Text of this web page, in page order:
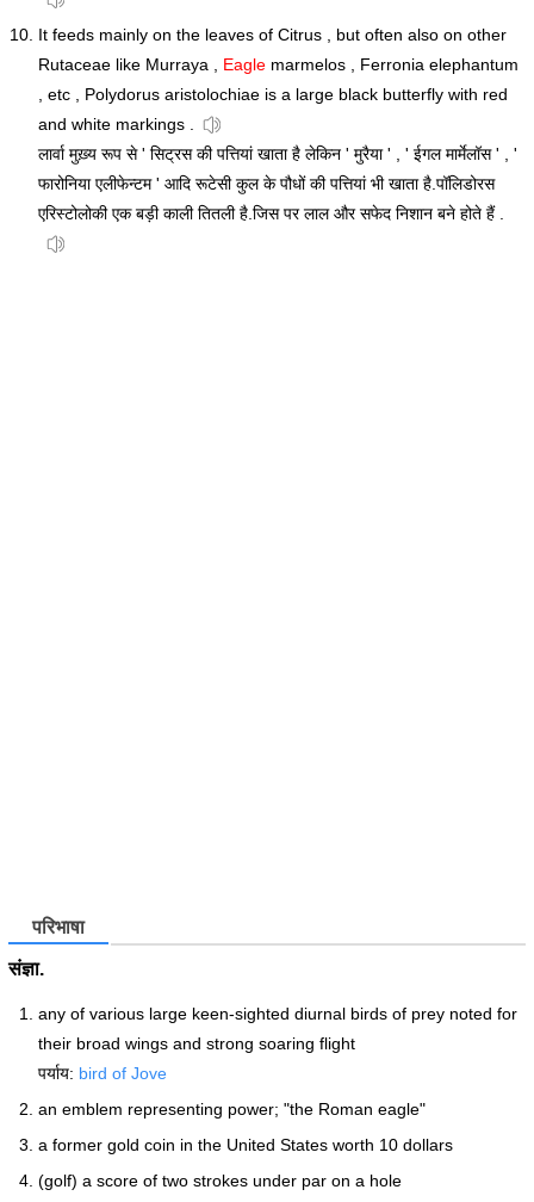
It feeds mainly on the leaves of Citrus , but often also on other
Rutaceae like Murraya , Eagle marmelos , Ferronia elephantum
, etc , Polydorus aristolochiae is a large black butterfly with red
and white markings .
लार्वा मुख़्य रूप से ' सिट्रस की पत्तियां खाता है लेकिन ' मुरैया ' , ' ईगल मार्मेलॉस ' , '
फारोनिया एलीफेन्टम ' आदि रूटेसी कुल के पौधों की पत्तियां भी खाता है.पॉलिडोरस
एरिस्टोलोकी एक बड़ी काली तितली है.जिस पर लाल और सफेद निशान बने होते हैं .
परिभाषा
संज्ञा.
any of various large keen-sighted diurnal birds of prey noted for
their broad wings and strong soaring flight
पर्याय: bird of Jove
an emblem representing power; "the Roman eagle"
a former gold coin in the United States worth 10 dollars
(golf) a score of two strokes under par on a hole